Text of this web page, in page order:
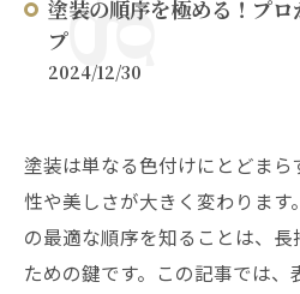
塗装の順序を極める！プ
プ
2024/12/30
塗装は単なる色付けにとどまら
性や美しさが大きく変わりま
の最適な順序を知ることは、
ための鍵です。この記事では